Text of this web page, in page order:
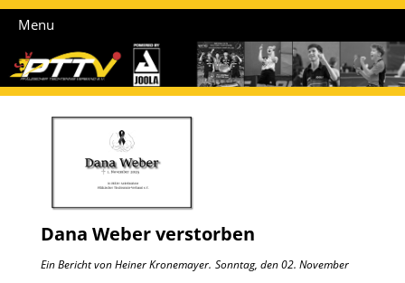
Menu
Dana Weber verstorben
Ein Bericht von Heiner Kronemayer. Sonntag, den 02. November